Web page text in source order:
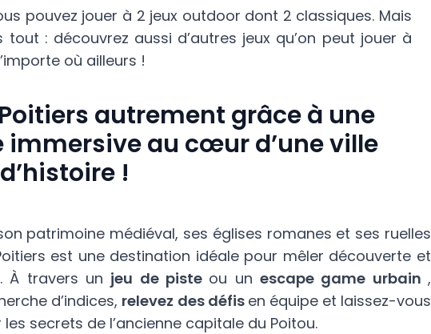
pouvez jouer à 2 jeux outdoor dont 2 classiques. Mais
tout : découvrez aussi d’autres jeux qu’on peut jouer à
où ailleurs !
autrement grâce à une
immersive au cœur d’une ville
!
patrimoine médiéval, ses églises romanes et ses ruelles
est une destination idéale pour mêler découverte et
À travers un jeu de piste ou unescape game urbain ,
d’indices, relevez des défis en équipe et laissez-vous
secrets de l’ancienne capitale du Poitou.